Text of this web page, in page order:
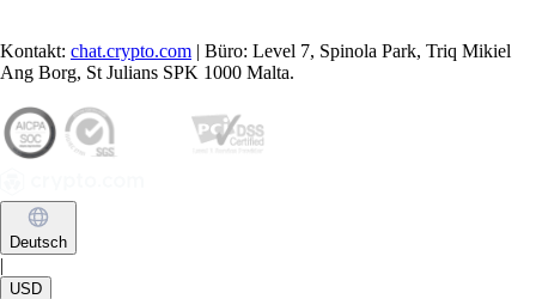
Kontakt: chat.crypto.com | Büro: Level 7, Spinola Park, Triq Mikiel
Ang Borg, St Julians SPK 1000 Malta.
Deutsch
|
USD